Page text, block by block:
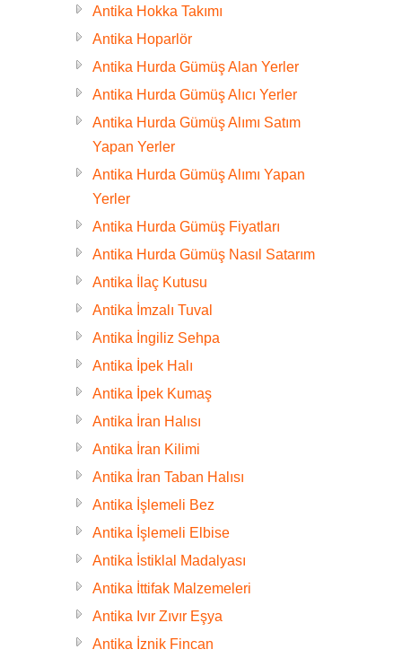
Antika Hokka Takımı
Antika Hoparlör
Antika Hurda Gümüş Alan Yerler
Antika Hurda Gümüş Alıcı Yerler
Antika Hurda Gümüş Alımı Satım
Yapan Yerler
Antika Hurda Gümüş Alımı Yapan
Yerler
Antika Hurda Gümüş Fiyatları
Antika Hurda Gümüş Nasıl Satarım
Antika İlaç Kutusu
Antika İmzalı Tuval
Antika İngiliz Sehpa
Antika İpek Halı
Antika İpek Kumaş
Antika İran Halısı
Antika İran Kilimi
Antika İran Taban Halısı
Antika İşlemeli Bez
Antika İşlemeli Elbise
Antika İstiklal Madalyası
Antika İttifak Malzemeleri
Antika Ivır Zıvır Eşya
Antika İznik Fincan